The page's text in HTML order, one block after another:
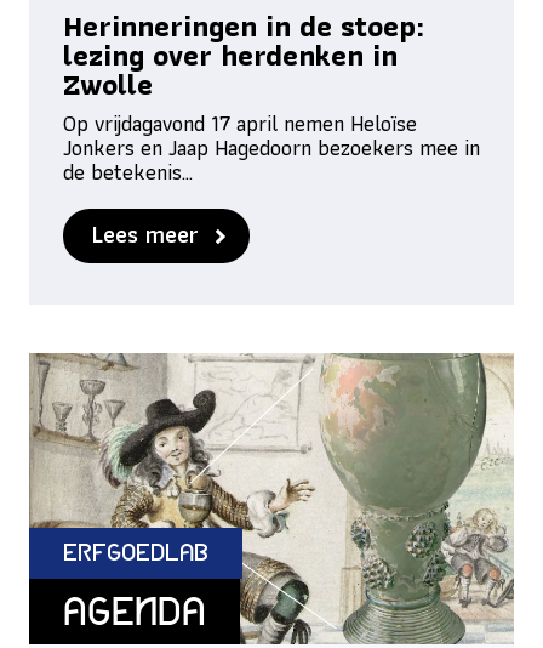
Herinneringen in de stoep:
lezing over herdenken in
Zwolle
Op vrijdagavond 17 april nemen Heloïse
Jonkers en Jaap Hagedoorn bezoekers mee in
de betekenis…
Lees meer
ErfgoedLab
Agenda